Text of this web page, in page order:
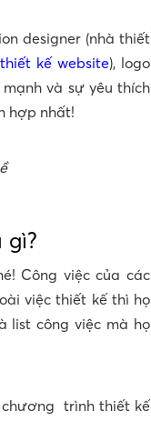
designer (nhà thiết
thiết kế website), logo
và sự yêu thích
hợp nhất!
gì?
Công việc của các
việc thiết kế thì họ
list công việc mà họ
chương trình thiết kế